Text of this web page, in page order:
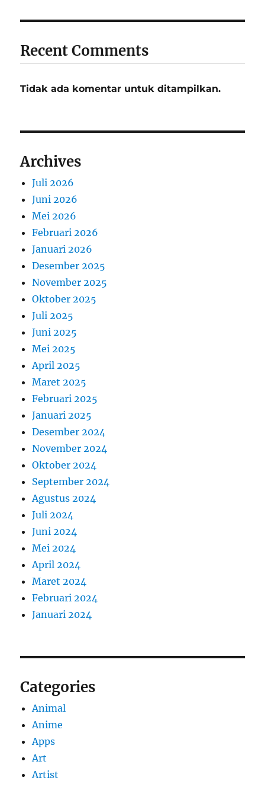
Recent Comments
Tidak ada komentar untuk ditampilkan.
Archives
Juli 2026
Juni 2026
Mei 2026
Februari 2026
Januari 2026
Desember 2025
November 2025
Oktober 2025
Juli 2025
Juni 2025
Mei 2025
April 2025
Maret 2025
Februari 2025
Januari 2025
Desember 2024
November 2024
Oktober 2024
September 2024
Agustus 2024
Juli 2024
Juni 2024
Mei 2024
April 2024
Maret 2024
Februari 2024
Januari 2024
Categories
Animal
Anime
Apps
Art
Artist